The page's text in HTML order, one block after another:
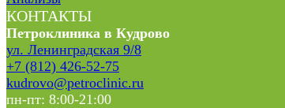
КОНТАКТЫ
Петроклиника в Кудрово
ул. Ленинградская 9/8
+7 (812) 426-52-75
kudrovo@petroclinic.ru
пн-пт: 8:00-21:00